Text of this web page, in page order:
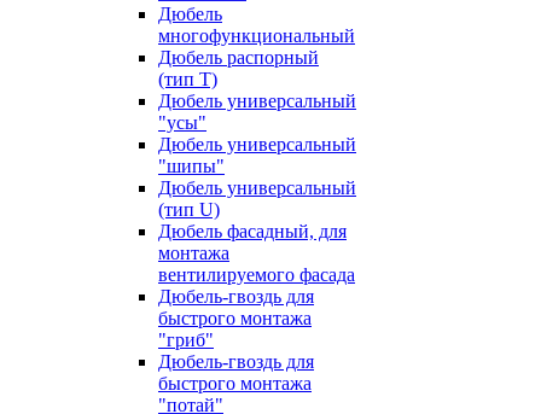
Дюбель
многофункциональный
Дюбель распорный
(тип Т)
Дюбель универсальный
"усы"
Дюбель универсальный
"шипы"
Дюбель универсальный
(тип U)
Дюбель фасадный, для
монтажа
вентилируемого фасада
Дюбель-гвоздь для
быстрого монтажа
"гриб"
Дюбель-гвоздь для
быстрого монтажа
"потай"